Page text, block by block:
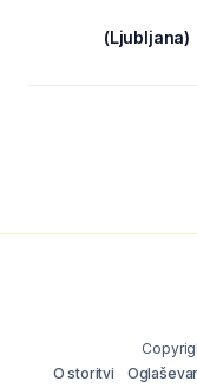
(Ljubljana)
O storitvi